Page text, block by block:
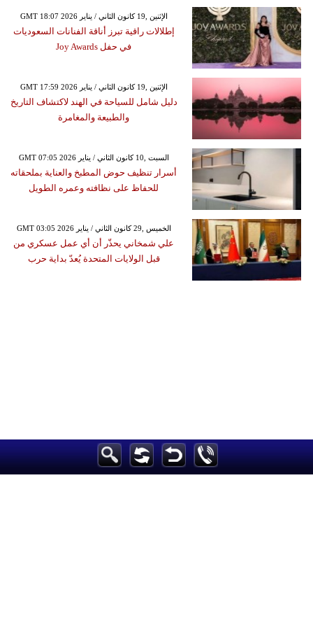
GMT 18:07 2026 الإثنين ,19 كانون الثاني / يناير
إطلالات راقية تبرز أناقة الفنانات السعوديات
في حفل Joy Awards
GMT 17:59 2026 الإثنين ,19 كانون الثاني / يناير
دليل شامل للسياحة في الهند لاكتشاف التاريخ
والطبيعة والمغامرة
GMT 07:05 2026 السبت ,10 كانون الثاني / يناير
أسرار تنظيف حوض المطبخ والعناية بملحقاته
للحفاظ على نظافته وعمره الطويل
GMT 03:05 2026 الخميس ,29 كانون الثاني / يناير
علي شمخاني يحذّر أن أي عمل عسكري من
قبل الولايات المتحدة يُعدّ بداية حرب